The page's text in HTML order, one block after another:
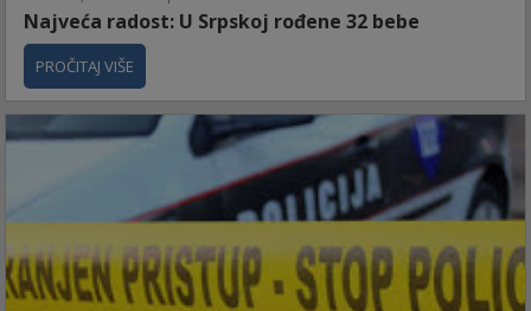
Najveća radost: U Srpskoj rođene 32 bebe
PROČITAJ VIŠE